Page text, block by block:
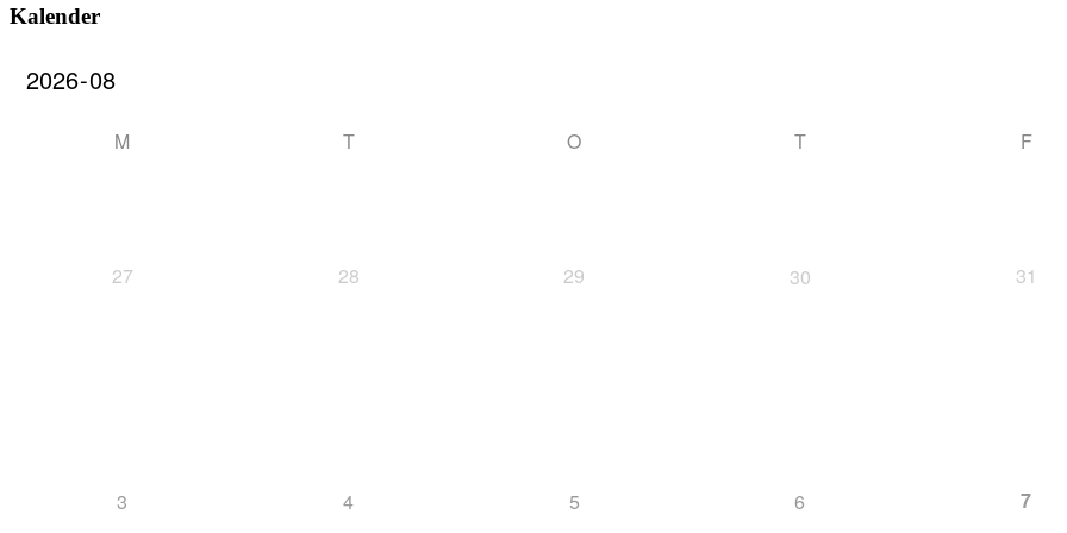
Kalender
M T O T F
27 28 29 30 31
3 4 5 6 7